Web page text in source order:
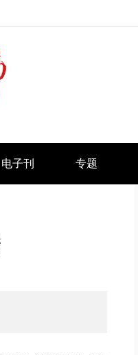
电子刊 专题